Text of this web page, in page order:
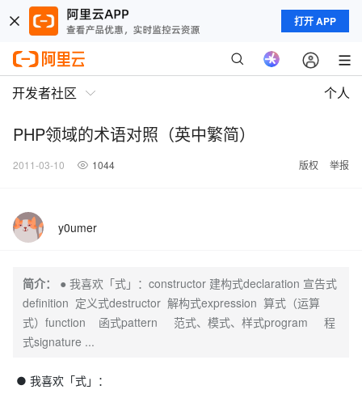
打开 APP
开发者社区 个人
PHP领域的术语对照（英中繁简）
2011-03-10 1044 版权 举报
y0umer
简介：
● 我喜欢「式」：constructor 建构式declaration 宣告式
definition 定义式destructor 解构式expression 算式（运算
式）function 函式pattern 范式、模式、样式program 程
式signature ...
● 我喜欢「式」：